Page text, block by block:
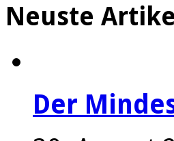
Neuste Artikel
Der